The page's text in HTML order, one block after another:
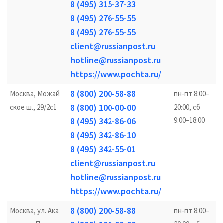
8 (495) 315-37-33
8 (495) 276-55-55
8 (495) 276-55-55
client@russianpost.ru
hotline@russianpost.ru
https://www.pochta.ru/
Москва, Можай
ское ш., 29/2с1
8 (800) 200-58-88
8 (800) 100-00-00
8 (495) 342-86-06
8 (495) 342-86-10
8 (495) 342-55-01
client@russianpost.ru
hotline@russianpost.ru
https://www.pochta.ru/
пн-пт 8:00–
20:00, сб
9:00–18:00
Москва, ул. Ака
8 (800) 200-58-88
пн-пт 8:00–